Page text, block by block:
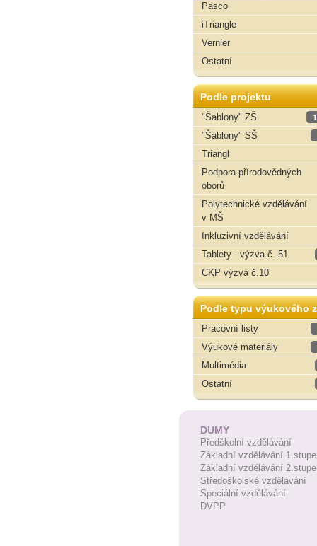
Pasco
iTriangle
Vernier
Ostatní
Podle projektu
"Šablony" ZŠ
"Šablony" SŠ
Triangl
Podpora přírodovědných
oborů
Polytechnické vzdělávání
v MŠ
Inkluzivní vzdělávání
Tablety - výzva č. 51
CKP výzva č.10
Podle typu výukového
Pracovní listy
Výukové materiály
Multimédia
Ostatní
DUMY
Předškolní vzdělávání
Základní vzdělávání
Základní vzdělávání
Středoškolské vzdělávání
Speciální vzdělávání
DVPP